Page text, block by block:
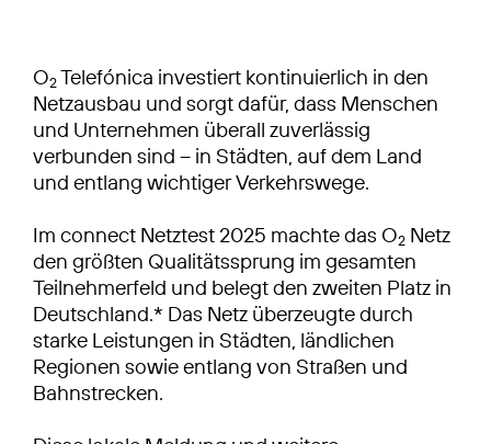
O2Telefónica investiert kontinuierlich in den
Netzausbau und sorgt dafür, dass Menschen
und Unternehmen überall zuverlässig
verbunden sind – in Städten, auf dem Land
und entlang wichtiger Verkehrswege.
Im connect Netztest 2025 machte das O2 Netz
den größten Qualitätssprung im gesamten
Teilnehmerfeld und belegt den zweiten Platz in
Deutschland.* Das Netz überzeugte durch
starke Leistungen in Städten, ländlichen
Regionen sowie entlang von Straßen und
Bahnstrecken.